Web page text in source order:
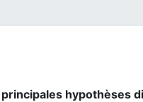
hypothèses